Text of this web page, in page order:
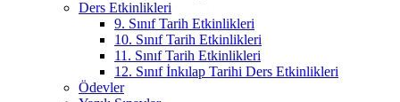
Ders Etkinlikleri
9. Sınıf Tarih Etkinlikleri
10. Sınıf Tarih Etkinlikleri
11. Sınıf Tarih Etkinlikleri
12. Sınıf İnkılap Tarihi Ders Etkinlikleri
Ödevler